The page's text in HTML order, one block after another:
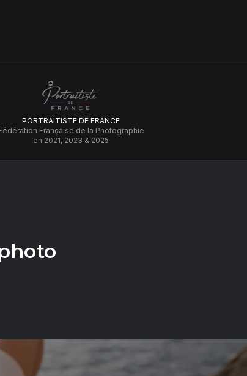
PORTRAITISTE DE FRANCE
Française de la Photographie
en 2021, 2023 & 2025